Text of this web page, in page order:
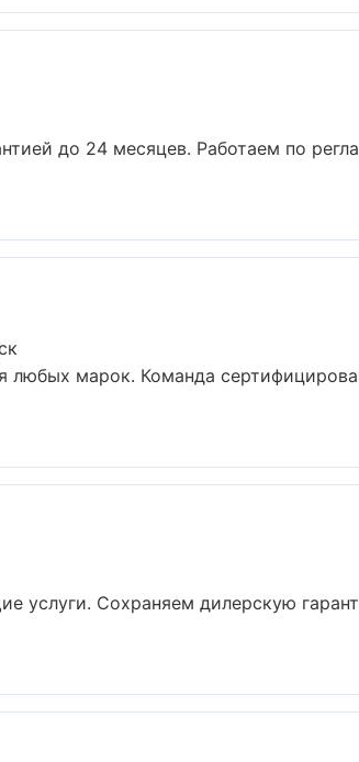
до 24 месяцев. Работаем по
любых марок. Команда
услуги. Сохраняем дилерскую